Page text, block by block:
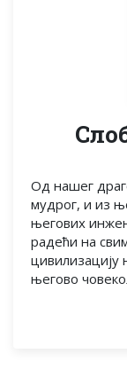
Од нашег
мудрог, и из
његових
радећи на
цивилизацију
његово